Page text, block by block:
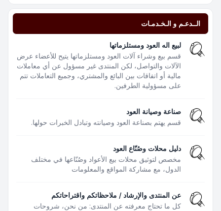
الــدعـم و الـخـدمـات
لبيع اله العود ومستلزماتها
قسم بيع وشراء آلات العود ومستلزماتها يتيح للأعضاء عرض
الآلات والتواصل، لكن المنتدى غير مسؤول عن أي معاملات
مالية أو اتفاقات بين البائع والمشتري، وجميع التعاملات تتم
على مسؤولية الطرفين.
صناعة وصيانة العود
قسم يهتم بصناعة العود وصيانته وتبادل الخبرات حولها.
دليل محلات وصُنّاع العود
مخصص لتوثيق محلات بيع الأعواد وصُنّاعها في مختلف
الدول، مع مشاركة المواقع والمعلومات
عن المنتدى والإرشاد / ملاحظاتكم واقتراحاتكم
كل ما تحتاج معرفته عن المنتدى: من نحن، شروحات